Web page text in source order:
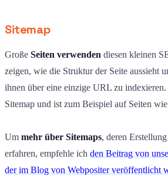
Sitemap
Große Seiten verwenden diesen kleinen
zeigen, wie die Struktur der Seite aussieht
ihnen über eine einzige URL zu
Sitemap und ist zum Beispiel auf Seiten wie
Um mehr über Sitemaps, deren
erfahren, empfehle ich den Beitrag von
der im Blog von Webpositer veröffentlicht